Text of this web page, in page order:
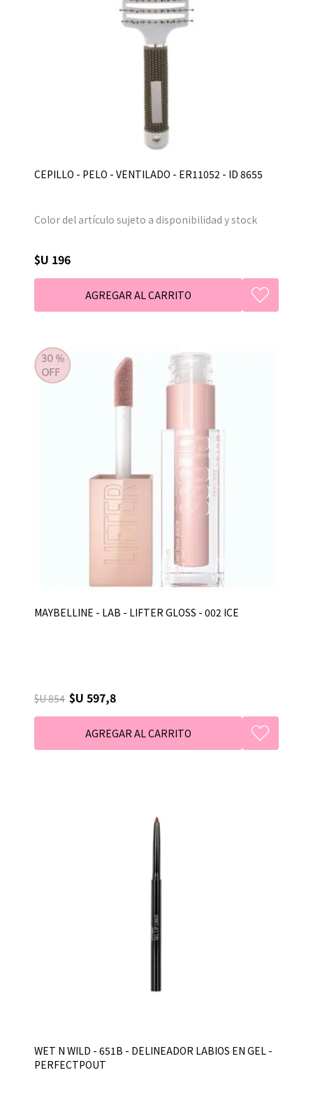
CEPILLO - PELO - VENTILADO - ER11052 - ID 8655
Color del artículo sujeto a disponibilidad y stock
$U 196
MAYBELLINE - LAB - LIFTER GLOSS - 002 ICE
$U 854 $U 597,8
WET N WILD - 651B - DELINEADOR LABIOS EN GEL -
PERFECTPOUT